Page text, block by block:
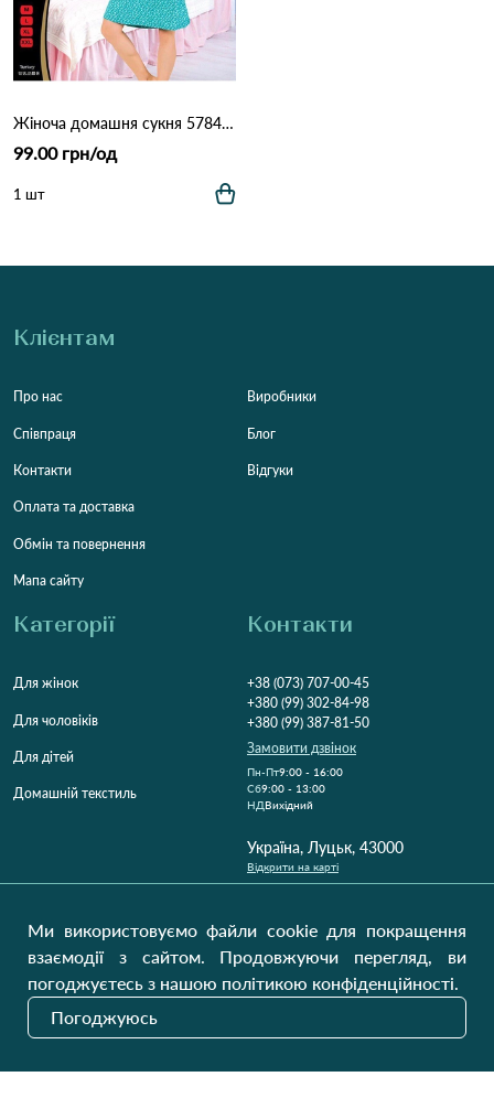
Жіноча домашня сукня 5784 Як на фото
99.00 грн/од
1 шт
Клієнтам
Про нас
Співпраця
Контакти
Оплата та доставка
Обмін та повернення
Мапа сайту
Виробники
Блог
Відгуки
Категорії
Для жінок
Для чоловіків
Для дітей
Домашній текстиль
Контакти
+38 (073) 707-00-45
+380 (99) 302-84-98
+380 (99) 387-81-50
Замовити дзвінок
Пн-Пт9:00 - 16:00
Cб9:00 - 13:00
НДВихідний
Україна, Луцьк, 43000
Відкрити на карті
Надіслати
Ми використовуємо файли cookie для покращення
взаємодії з сайтом. Продовжуючи перегляд, ви
погоджуєтесь з нашою політикою конфіденційності.
Погоджуюсь